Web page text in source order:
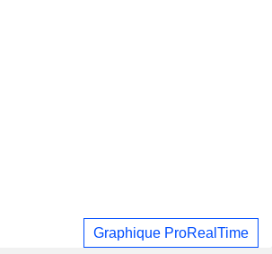
Graphique ProRealTime